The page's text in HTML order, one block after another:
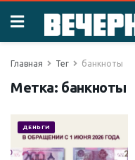
Главная Тег банкноты
Метка: банкноты
ДЕНЬГИ